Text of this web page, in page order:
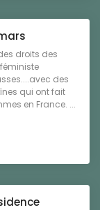
droits des
des
qui ont fait
en France. ...